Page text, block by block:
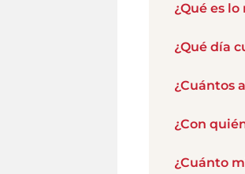
¿Qué es
¿Qué día
¿Cuántos
¿Con
¿Cuánto